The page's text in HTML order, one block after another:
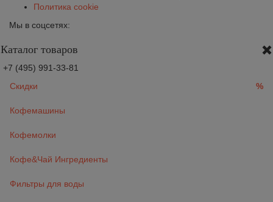
Политика cookie
Мы в соцсетях:
Каталог товаров
+7 (495) 991-33-81
Скидки
%
Кофемашины
Кофемолки
Кофе&Чай Ингредиенты
Фильтры для воды